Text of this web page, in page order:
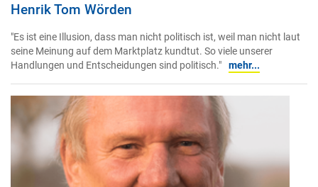
Henrik Tom Wörden
"Es ist eine Illusion, dass man nicht politisch ist, weil man nicht laut
seine Meinung auf dem Marktplatz kundtut. So viele unserer
Handlungen und Entscheidungen sind politisch." mehr...